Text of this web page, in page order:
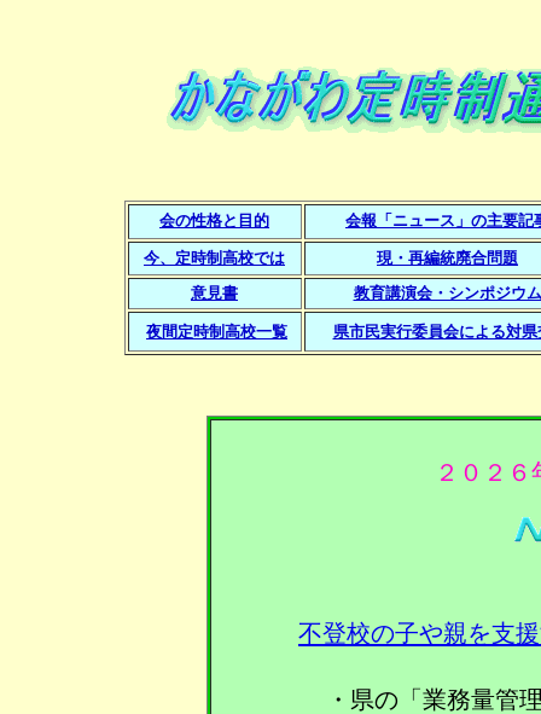
会の性格と目的 会報「ニュース」の主要記
今、定時制高校では
現・再編統廃合問題
意見書
教育講演会・シンポジウム
夜間定時制高校一覧 県市民実行委員会による対県
２０２
不登校の子や親を支
・県の「業務量管